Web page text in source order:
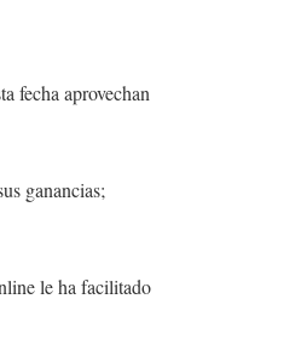
fecha aprovechan
ganancias;
le ha facilitado